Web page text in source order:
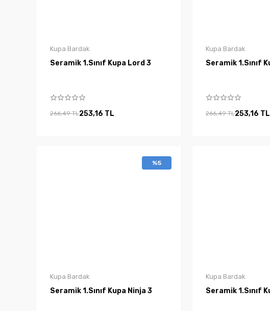
Kupa Bardak
Seramik 1.Sınıf Kupa Lord 3
266,49 TL253,16 TL
Kupa Bardak
266,49 TL253,16 TL
%5
Kupa Bardak
Seramik 1.Sınıf Kupa Ninja 3
Kupa Bardak